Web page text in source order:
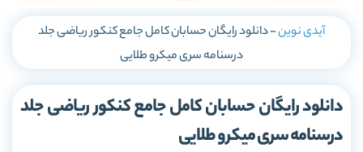
آیدی نوین-دانلود رایگان حسابان کامل جامع کنکور ریاضی جلد
درسنامه سری میکرو طلایی
دانلود رایگان حسابان کامل جامع کنکور ریاضی جلد
درسنامه سری میکرو طلایی